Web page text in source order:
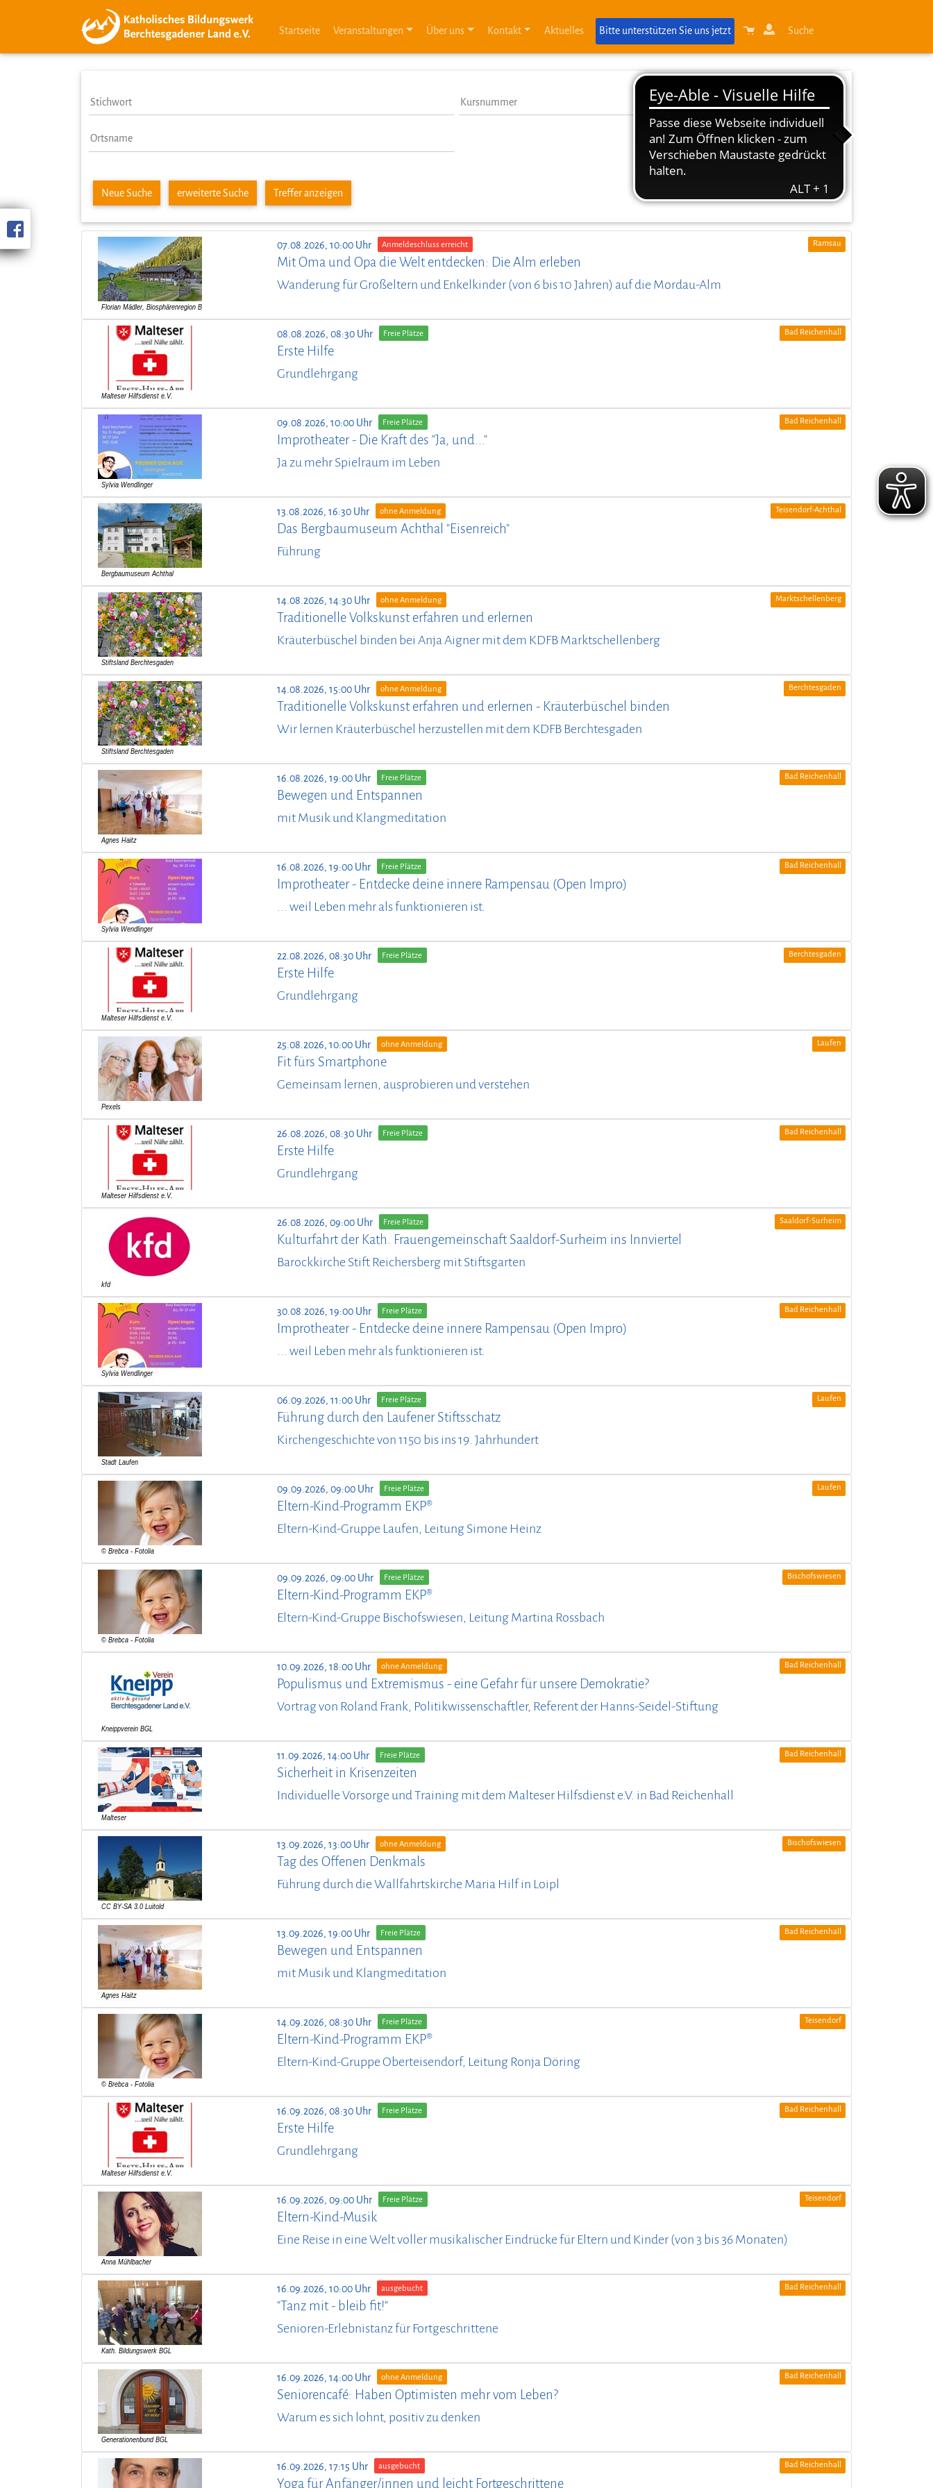
Startseite Veranstaltungen Über uns Kontakt Aktuelles Bitte unterstützen Sie uns jetzt Suche
Treffer anzeigen
Neue Suche erweiterte Suche
07.08.2026, 10:00 Uhr Anmeldeschluss erreicht Ramsau
Mit Oma und Opa die Welt entdecken: Die Alm erleben
Wanderung für Großeltern und Enkelkinder (von 6 bis 10 Jahren) auf die Mordau-Alm
08.08.2026, 08:30 Uhr Freie Plätze Bad Reichenhall
Erste Hilfe
Grundlehrgang
09.08.2026, 10:00 Uhr Freie Plätze Bad Reichenhall
Improtheater - Die Kraft des "Ja, und..."
Ja zu mehr Spielraum im Leben
13.08.2026, 16:30 Uhr ohne Anmeldung Teisendorf-Achthal
Das Bergbaumuseum Achthal "Eisenreich"
Führung
14.08.2026, 14:30 Uhr ohne Anmeldung Marktschellenberg
Traditionelle Volkskunst erfahren und erlernen
Kräuterbüschel binden bei Anja Aigner mit dem KDFB Marktschellenberg
14.08.2026, 15:00 Uhr ohne Anmeldung Berchtesgaden
Traditionelle Volkskunst erfahren und erlernen - Kräuterbüschel binden
Wir lernen Kräuterbüschel herzustellen mit dem KDFB Berchtesgaden
16.08.2026, 19:00 Uhr Freie Plätze Bad Reichenhall
Bewegen und Entspannen
mit Musik und Klangmeditation
16.08.2026, 19:00 Uhr Freie Plätze Bad Reichenhall
Improtheater - Entdecke deine innere Rampensau (Open Impro)
... weil Leben mehr als funktionieren ist.
22.08.2026, 08:30 Uhr Freie Plätze Berchtesgaden
Erste Hilfe
Grundlehrgang
25.08.2026, 10:00 Uhr ohne Anmeldung Laufen
Fit fürs Smartphone
Gemeinsam lernen, ausprobieren und verstehen
26.08.2026, 08:30 Uhr Freie Plätze Bad Reichenhall
Erste Hilfe
Grundlehrgang
26.08.2026, 09:00 Uhr Freie Plätze Saaldorf-Surheim
Kulturfahrt der Kath. Frauengemeinschaft Saaldorf-Surheim ins Innviertel
Barockkirche Stift Reichersberg mit Stiftsgarten
30.08.2026, 19:00 Uhr Freie Plätze Bad Reichenhall
Improtheater - Entdecke deine innere Rampensau (Open Impro)
... weil Leben mehr als funktionieren ist.
06.09.2026, 11:00 Uhr Freie Plätze Laufen
Führung durch den Laufener Stiftsschatz
Kirchengeschichte von 1150 bis ins 19. Jahrhundert
09.09.2026, 09:00 Uhr Freie Plätze Laufen
Eltern-Kind-Programm EKP®
Eltern-Kind-Gruppe Laufen, Leitung Simone Heinz
09.09.2026, 09:00 Uhr Freie Plätze Bischofswiesen
Eltern-Kind-Programm EKP®
Eltern-Kind-Gruppe Bischofswiesen, Leitung Martina Rossbach
10.09.2026, 18:00 Uhr ohne Anmeldung Bad Reichenhall
Populismus und Extremismus - eine Gefahr für unsere Demokratie?
Vortrag von Roland Frank, Politikwissenschaftler, Referent der Hanns-Seidel-Stiftung
11.09.2026, 14:00 Uhr Freie Plätze Bad Reichenhall
Sicherheit in Krisenzeiten
Individuelle Vorsorge und Training mit dem Malteser Hilfsdienst e.V. in Bad Reichenhall
13.09.2026, 13:00 Uhr ohne Anmeldung Bischofswiesen
Tag des Offenen Denkmals
Führung durch die Wallfahrtskirche Maria Hilf in Loipl
13.09.2026, 19:00 Uhr Freie Plätze Bad Reichenhall
Bewegen und Entspannen
mit Musik und Klangmeditation
14.09.2026, 08:30 Uhr Freie Plätze Teisendorf
Eltern-Kind-Programm EKP®
Eltern-Kind-Gruppe Oberteisendorf, Leitung Ronja Döring
16.09.2026, 08:30 Uhr Freie Plätze Bad Reichenhall
Erste Hilfe
Grundlehrgang
16.09.2026, 09:00 Uhr Freie Plätze Teisendorf
Eltern-Kind-Musik
Eine Reise in eine Welt voller musikalischer Eindrücke für Eltern und Kinder (von 3 bis 36 Monaten)
16.09.2026, 10:00 Uhr ausgebucht Bad Reichenhall
"Tanz mit - bleib fit!"
Senioren-Erlebnistanz für Fortgeschrittene
16.09.2026, 14:00 Uhr ohne Anmeldung Bad Reichenhall
Seniorencafé: Haben Optimisten mehr vom Leben?
Warum es sich lohnt, positiv zu denken
16.09.2026, 17:15 Uhr ausgebucht Bad Reichenhall
Yoga für Anfänger/innen und leicht Fortgeschrittene